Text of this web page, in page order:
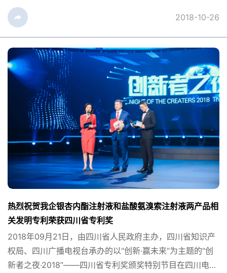
位精诚合作及日夜奋战之下，百裕创新药物研发及生产基地
项目一期工程于10月25日顺利封顶。封顶仪式当天，157全
士、田阿娟女士、魏鸿先生、周春雷先生、余琳女士及各中
心高管等20多人出席了封顶仪...
2018-10-26
热烈祝贺我企银杏内酯注射液和盐酸氨溴索注射液两产品相
关发明专利荣获四川省专利奖
2018年09月21日，由四川省人民政府主办，四川省知识产
权局、四川广播电视台承办的以“创新·赢未来”为主题的“创
新者之夜·2018”——四川省专利奖颁奖特别节目在四川电视